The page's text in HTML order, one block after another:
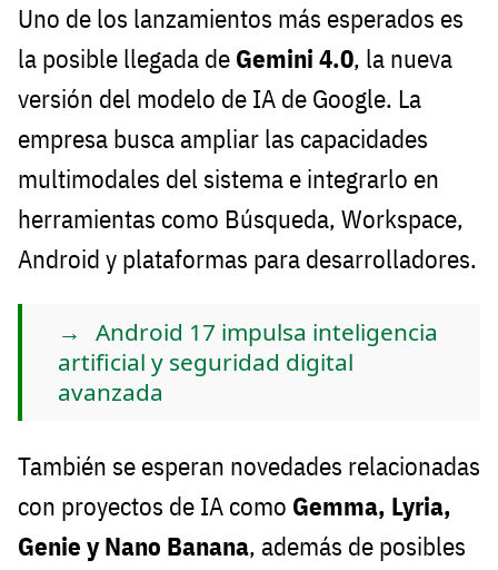
Uno de los lanzamientos más esperados es
la posible llegada de Gemini 4.0, la nueva
versión del modelo de IA de Google. La
empresa busca ampliar las capacidades
multimodales del sistema e integrarlo en
herramientas como Búsqueda, Workspace,
Android y plataformas para desarrolladores.
Android 17 impulsa inteligencia
artificial y seguridad digital
avanzada
También se esperan novedades relacionadas
con proyectos de IA como Gemma, Lyria,
Genie y Nano Banana, además de posibles